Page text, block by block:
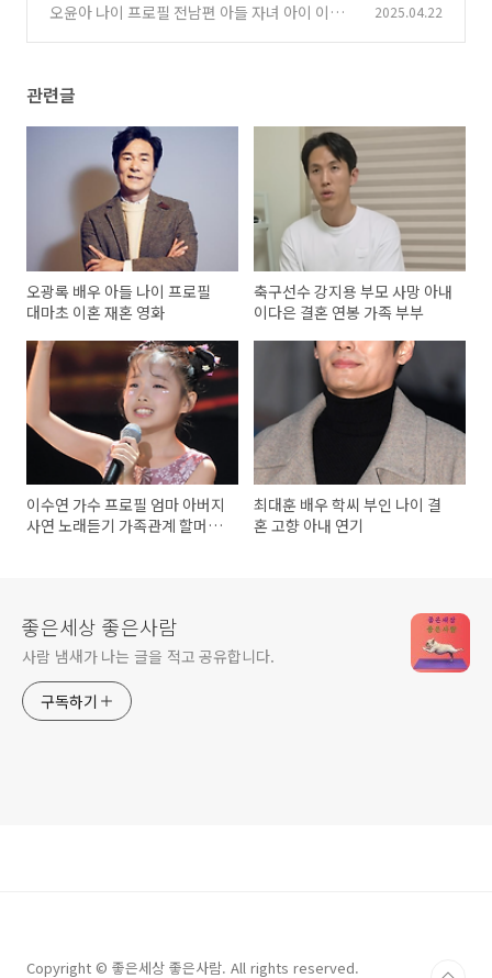
(0)
오윤아 나이 프로필 전남편 아들 자녀 아이 이혼
2025.04.22
관련글
오광록 배우 아들 나이 프로필
대마초 이혼 재혼 영화
축구선수 강지용 부모 사망 아내
이다은 결혼 연봉 가족 부부
이수연 가수 프로필 엄마 아버지
사연 노래듣기 가족관계 할머니
최대훈 배우 학씨 부인 나이 결
혼 고향 아내 연기
좋은세상 좋은사람
사람 냄새가 나는 글을 적고 공유합니다.
구독하기
Copyright © 좋은세상 좋은사람. All rights reserved.